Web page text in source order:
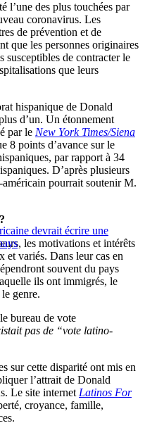
l’une des plus touchées par
coronavirus. Les
de prévention et de
que les personnes originaires
susceptibles de contracter le
que leurs
hispanique de Donald
d’un. Un étonnement
par le New York Times/Siena
8 points d’avance sur le
par rapport à 34
D’après plusieurs
américain pourrait soutenir M.
devrait écrire une
les motivations et intérêts
et variés. Dans leur cas en
souvent du pays
ils ont immigrés, le
genre.
bureau de vote
pas de “vote latino-
sur cette disparité ont mis en
l’attrait de Donald
Le site internet Latinos For
croyance, famille,